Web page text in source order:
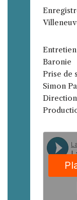
Baronie
Prise de
Simon